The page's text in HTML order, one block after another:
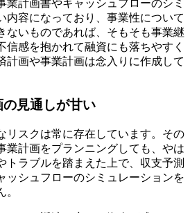
業計画書やキャッシュフローのシミ
内容になっており、事業性について
ないものであれば、そもそも事業継
信感を抱かれて融資にも落ちやすく
計画や事業計画は念入りに作成して
見通しが甘い
リスクは常に存在しています。その
業計画をプランニングしても、やは
トラブルを踏まえた上で、収支予測
ッシュフローのシミュレーションを